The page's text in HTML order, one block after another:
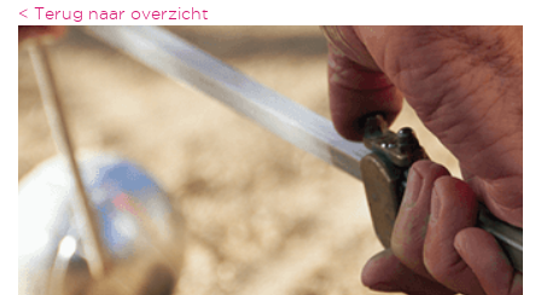
< Terug naar overzicht